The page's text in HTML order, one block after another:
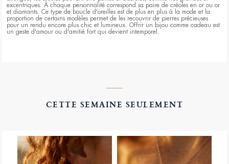
excentriques. À chaque personnalité correspond sa paire de créoles en or ou or
et diamants. Ce type de boucle d'oreilles est de plus en plus à la mode et la
proportion de certains modèles permet de les recouvrir de pierres précieuses
pour un rendu encore plus chic et lumineux. Offrir un bijou comme cadeau est
un geste d'amour ou d'amitié fort qui devient intemporel.
CETTE SEMAINE SEULEMENT